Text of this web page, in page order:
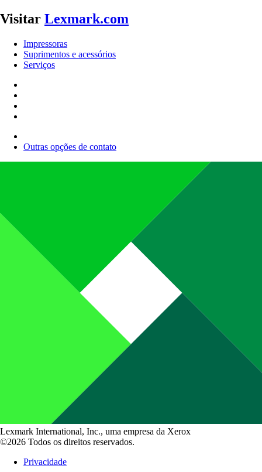
Visitar Lexmark.com
Impressoras
Suprimentos e acessórios
Serviços
Outras opções de contato
Lexmark International, Inc., uma empresa da Xerox
©2026 Todos os direitos reservados.
Privacidade